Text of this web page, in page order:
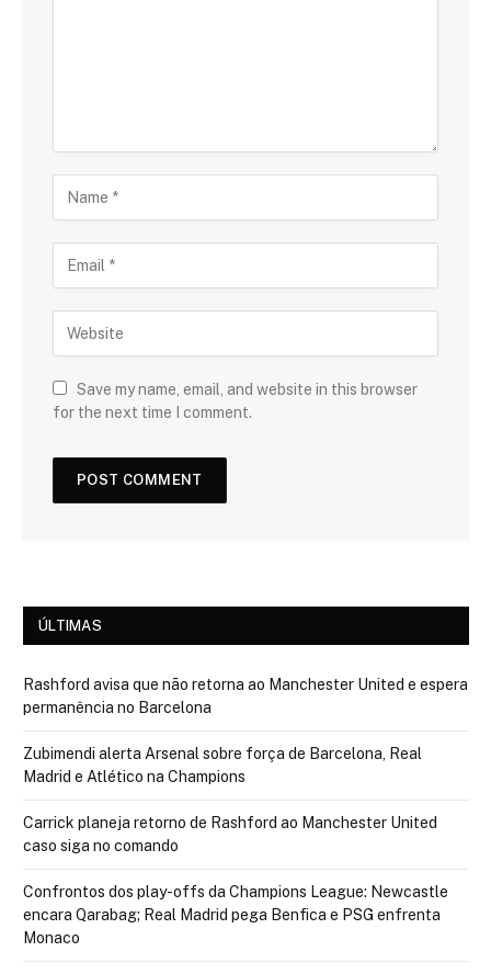
Save my name, email, and website in this browser
for the next time I comment.
ÚLTIMAS
Rashford avisa que não retorna ao Manchester United e espera
permanência no Barcelona
Zubimendi alerta Arsenal sobre força de Barcelona, Real
Madrid e Atlético na Champions
Carrick planeja retorno de Rashford ao Manchester United
caso siga no comando
Confrontos dos play-offs da Champions League: Newcastle
encara Qarabag; Real Madrid pega Benfica e PSG enfrenta
Monaco